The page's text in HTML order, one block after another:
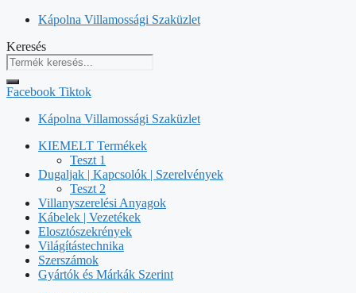
Kilépés
tartalomba
Kápolna Villamossági Szaküzlet
Keresés
Facebook Tiktok
Kápolna Villamossági Szaküzlet
KIEMELT Termékek
Teszt 1
Dugaljak | Kapcsolók | Szerelvények
Teszt 2
Villanyszerelési Anyagok
Kábelek | Vezetékek
Elosztószekrények
Világítástechnika
Szerszámok
Gyártók és Márkák Szerint